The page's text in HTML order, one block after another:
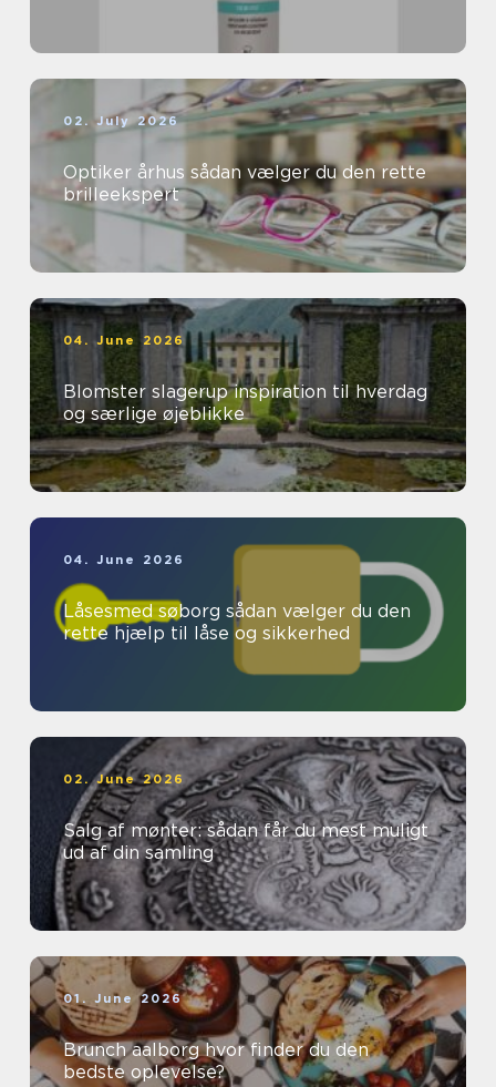
02. July 2026
Optiker århus sådan vælger du den rette
brilleekspert
04. June 2026
Blomster slagerup inspiration til hverdag
og særlige øjeblikke
04. June 2026
Låsesmed søborg sådan vælger du den
rette hjælp til låse og sikkerhed
02. June 2026
Salg af mønter: sådan får du mest muligt
ud af din samling
01. June 2026
Brunch aalborg hvor finder du den
bedste oplevelse?